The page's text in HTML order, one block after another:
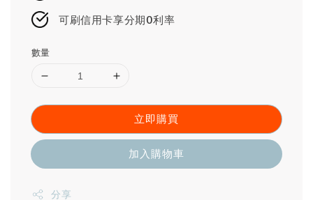
可刷信用卡享分期0利率
數量
立即購買
加入購物車
分享